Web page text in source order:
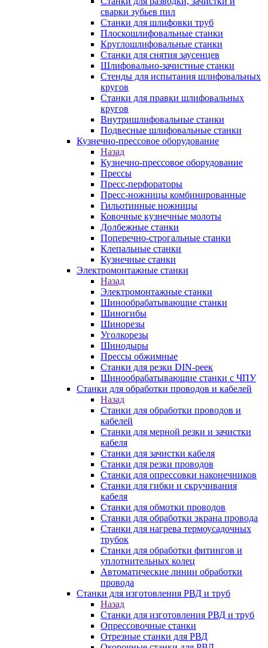
сварки зубьев пил
Станки для шлифовки труб
Плоскошлифовальные станки
Круглошлифовальные станки
Станки для снятия заусенцев
Шлифовально-зачистные станки
Стенды для испытания шлифовальных
кругов
Станки для правки шлифовальных
кругов
Внутришлифовальные станки
Подвесные шлифовальные станки
Кузнечно-прессовое оборудование
Назад
Кузнечно-прессовое оборудование
Прессы
Пресс-перфораторы
Пресс-ножницы комбинированные
Гильотинные ножницы
Ковочные кузнечные молоты
Долбежные станки
Поперечно-строгальные станки
Клепальные станки
Кузнечные станки
Электромонтажные станки
Назад
Электромонтажные станки
Шинообрабатывающие станки
Шиногибы
Шинорезы
Уголкорезы
Шинодыры
Прессы обжимные
Станки для резки DIN-реек
Шинообрабатывающие станки с ЧПУ
Станки для обработки проводов и кабелей
Назад
Станки для обработки проводов и
кабелей
Станки для мерной резки и зачистки
кабеля
Станки для зачистки кабеля
Станки для резки проводов
Станки для опрессовки наконечников
Станки для гибки и скручивания
кабеля
Станки для обмотки проводов
Станки для обработки экрана провода
Станки для нагрева термоусадочных
трубок
Станки для обработки фитингов и
уплотнительных колец
Автоматические линии обработки
провода
Станки для изготовления РВД и труб
Назад
Станки для изготовления РВД и труб
Опрессовочные станки
Отрезные станки для РВД